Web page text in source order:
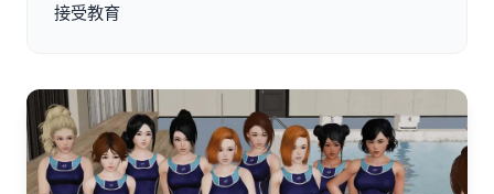
接受教育